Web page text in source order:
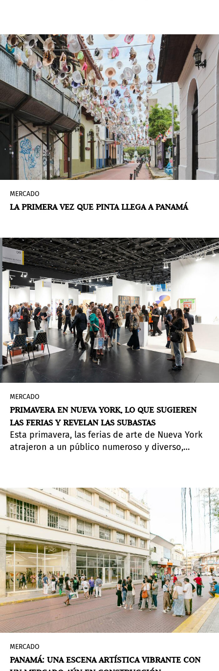
MERCADO
LA PRIMERA VEZ QUE PINTA LLEGA A PANAMÁ
MERCADO
PRIMAVERA EN NUEVA YORK, LO QUE SUGIEREN
LAS FERIAS Y REVELAN LAS SUBASTAS
Esta primavera, las ferias de arte de Nueva York
atrajeron a un público numeroso y diverso,
reforzó la sensación de una semana
especialmente intensa para el mercado. Los
pasillos se llenaron de coleccionistas,
profesionales y celebridades, pero las ventas
revelaron un ritmo más contenido que en
temporadas anteriores. El mercado continúa en
movimiento, aunque con una actitud más
cuidadosa y selectiva.
MERCADO
PANAMÁ: UNA ESCENA ARTÍSTICA VIBRANTE CON